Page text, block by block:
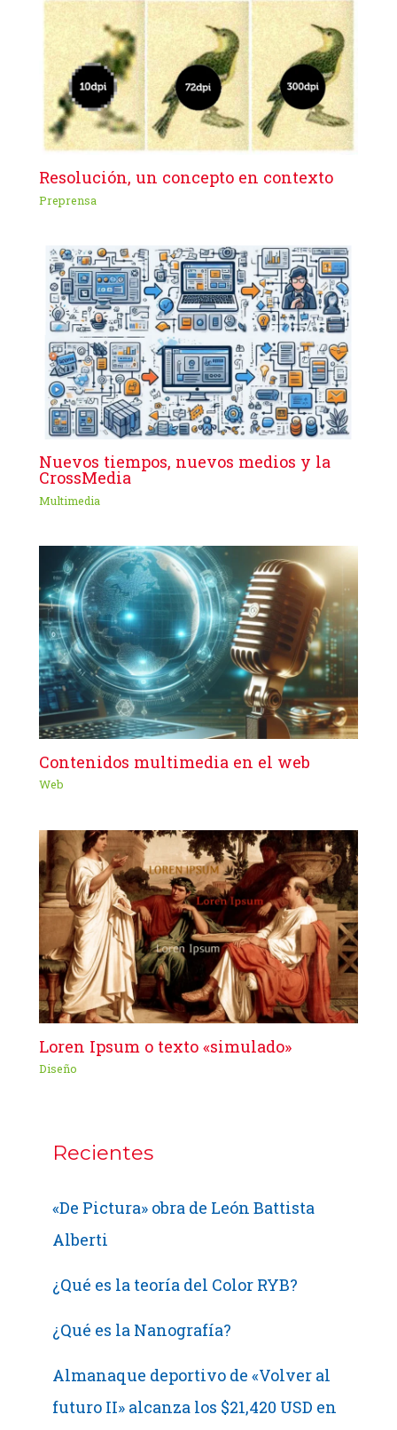
Resolución, un concepto en contexto
Preprensa
Nuevos tiempos, nuevos medios y la
CrossMedia
Multimedia
Contenidos multimedia en el web
Web
Loren Ipsum o texto «simulado»
Diseño
Recientes
«De Pictura» obra de León Battista
Alberti
¿Qué es la teoría del Color RYB?
¿Qué es la Nanografía?
Almanaque deportivo de «Volver al
futuro II» alcanza los $21,420 USD en